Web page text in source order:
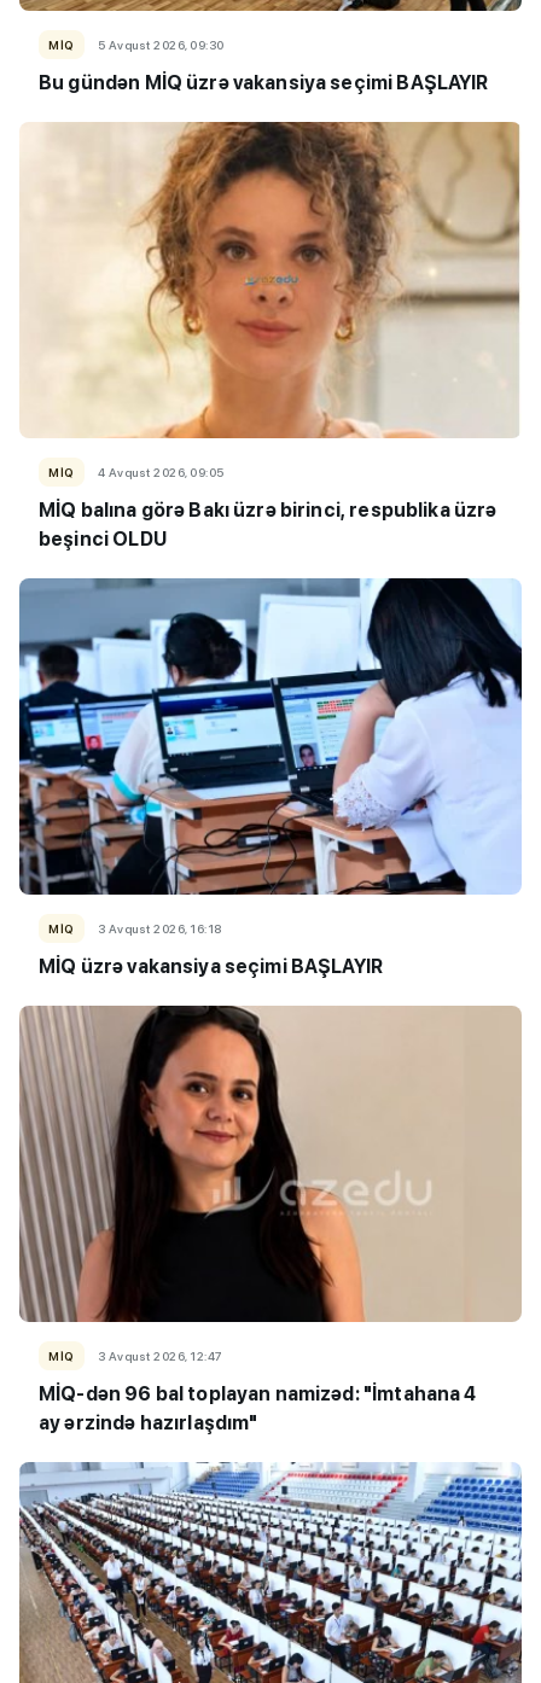
MİQ 5 Avqust 2026, 09:30
Bu gündən MİQ üzrə vakansiya seçimi BAŞLAYIR
MİQ 4 Avqust 2026, 09:05
MİQ balına görə Bakı üzrə birinci, respublika üzrə
beşinci OLDU
MİQ 3 Avqust 2026, 16:18
MİQ üzrə vakansiya seçimi BAŞLAYIR
MİQ 3 Avqust 2026, 12:47
MİQ-dən 96 bal toplayan namizəd: "İmtahana 4
ay ərzində hazırlaşdım"